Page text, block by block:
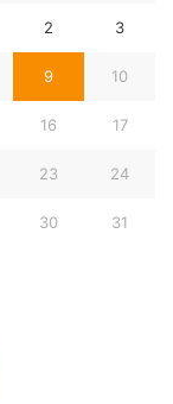
2 3
9 10
16 17
23 24
30 31